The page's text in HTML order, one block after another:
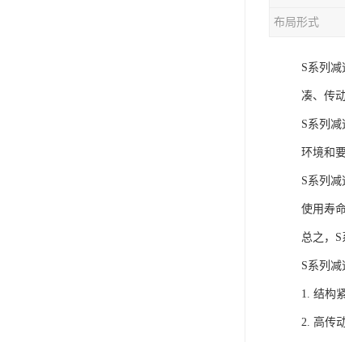
布局形式
S系列
凑、传
S系列
环境和
S系列
使用寿命
总之，
S系列
1. 结构
2. 高传